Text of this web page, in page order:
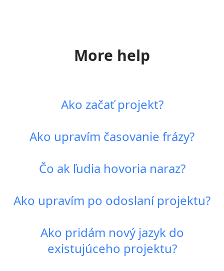
More help
Ako začať projekt?
Ako upravím časovanie frázy?
Čo ak ľudia hovoria naraz?
Ako upravím po odoslaní projektu?
Ako pridám nový jazyk do
existujúceho projektu?